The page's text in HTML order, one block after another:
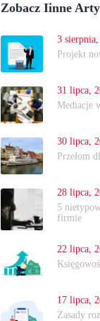
Zobacz Iinne
3
Projekt
31 lipca,
Mediacje
30 lipca,
Przełom
28 lipca,
5
firmie
22 lipca,
17 lipca,
Zasady